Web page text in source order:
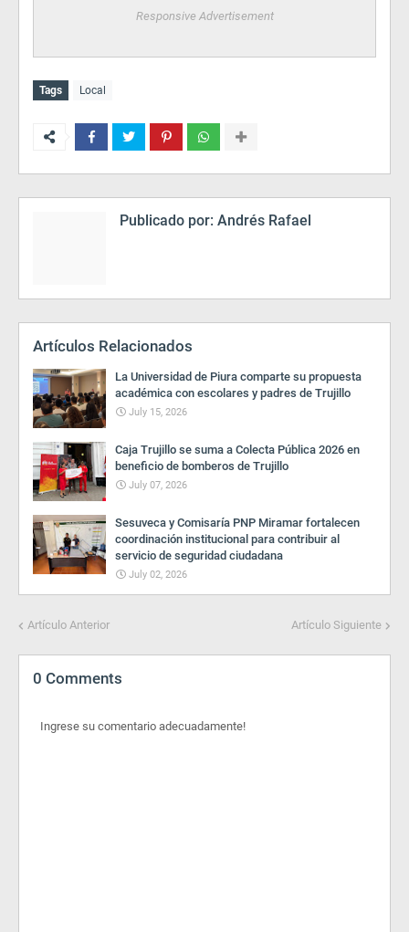
Responsive Advertisement
Tags Local
Publicado por: Andrés Rafael
Artículos Relacionados
La Universidad de Piura comparte su propuesta
académica con escolares y padres de Trujillo
July 15, 2026
Caja Trujillo se suma a Colecta Pública 2026 en
beneficio de bomberos de Trujillo
July 07, 2026
Sesuveca y Comisaría PNP Miramar fortalecen
coordinación institucional para contribuir al
servicio de seguridad ciudadana
July 02, 2026
Artículo Anterior Artículo Siguiente
0 Comments
Ingrese su comentario adecuadamente!